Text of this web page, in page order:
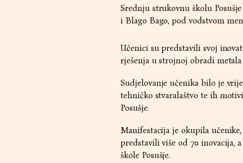
Srednju strukovnu školu
i Blago Bago, pod vodstvom
Učenici su predstavili svoj
rješenja u strojnoj obradi
Sudjelovanje učenika bilo je
tehničko stvaralaštvo te ih
Posušje.
Manifestacija je okupila
predstavili više od 70 inovacija,
škole Posušje.